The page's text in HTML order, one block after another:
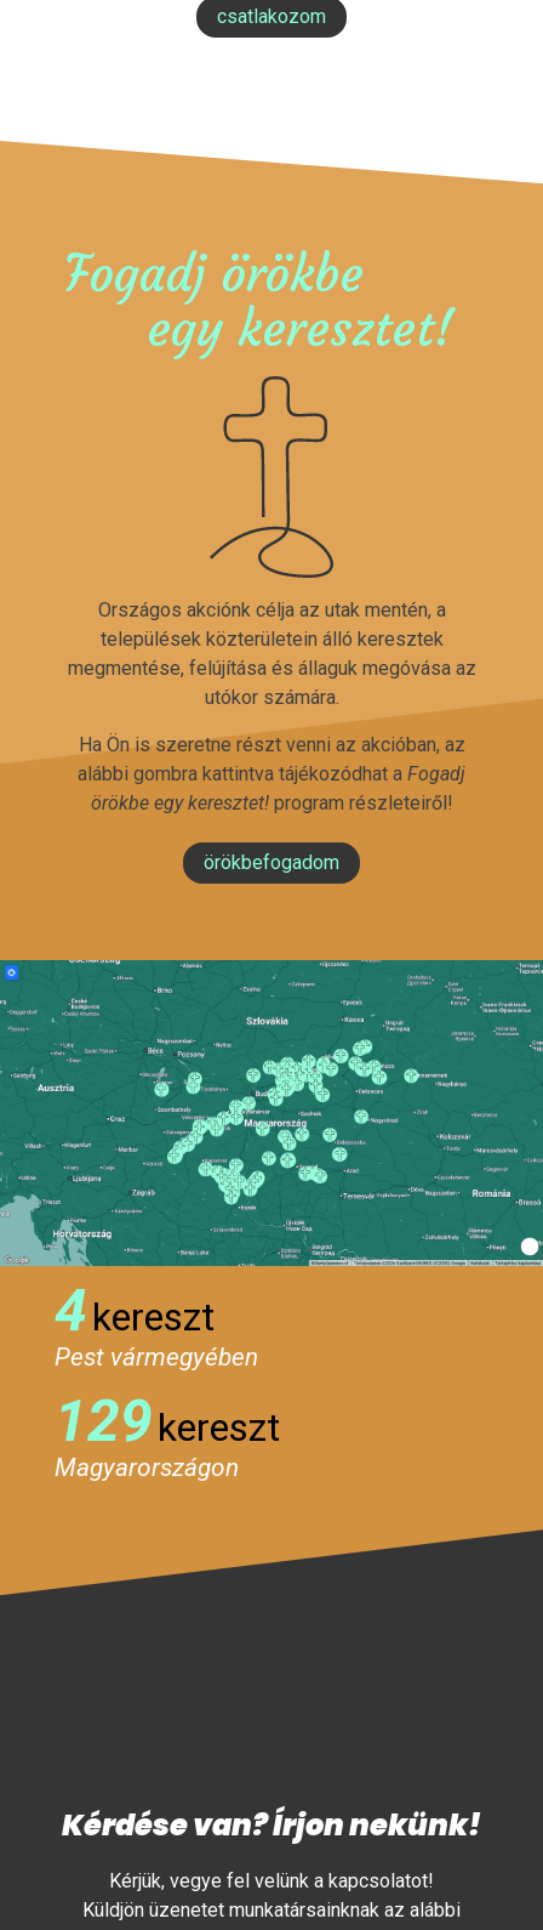
csatlakozom
Fogadj örökbe
egy keresztet!
Országos akciónk célja az utak mentén, a
települések közterületein álló keresztek
megmentése, felújítása és állaguk megóvása az
utókor számára.
Ha Ön is szeretne részt venni az akcióban, az
alábbi gombra kattintva tájékozódhat a Fogadj
örökbe egy keresztet!program részleteiről!
örökbefogadom
4kereszt
Pest vármegyében
129kereszt
Magyarországon
Kérdése van? Írjon nekünk!
Kérjük, vegye fel velünk a kapcsolatot!
Küldjön üzenetet munkatársainknak az alábbi